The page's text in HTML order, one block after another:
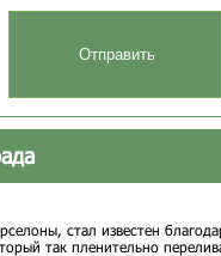
стал известен
так пленительно